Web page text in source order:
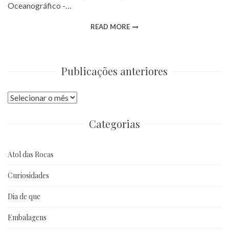
Oceanográfico -…
READ MORE
Publicações anteriores
Publicações
Categorias
Atol das Rocas
Curiosidades
Dia de que
Embalagens